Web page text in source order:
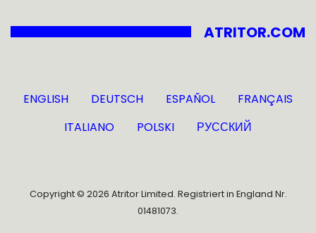
ATRITOR.COM
ENGLISH DEUTSCH ESPAÑOL
FRANÇAIS
ITALIANO
POLSKI РУССКИЙ
Copyright © 2026 Atritor Limited. Registriert in England Nr.
01481073.